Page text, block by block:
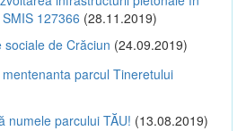
127366 (28.11.2019)
sociale de Crăciun (24.09.2019)
parcul Tineretului
numele parcului TĂU! (13.08.2019)